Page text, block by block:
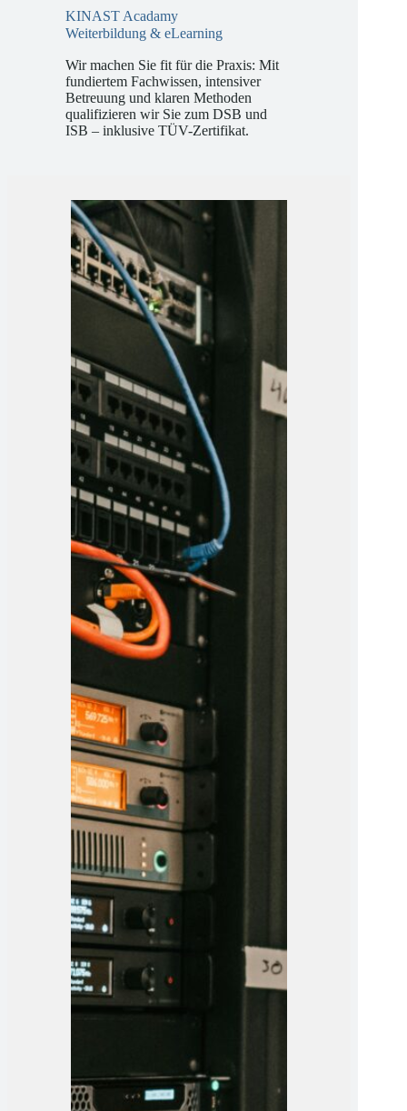
KINAST Acadamy
Wir machen Sie fit für die Praxis: Mit
fundiertem Fachwissen, intensiver
Betreuung und klaren Methoden
qualifizieren wir Sie zum DSB und